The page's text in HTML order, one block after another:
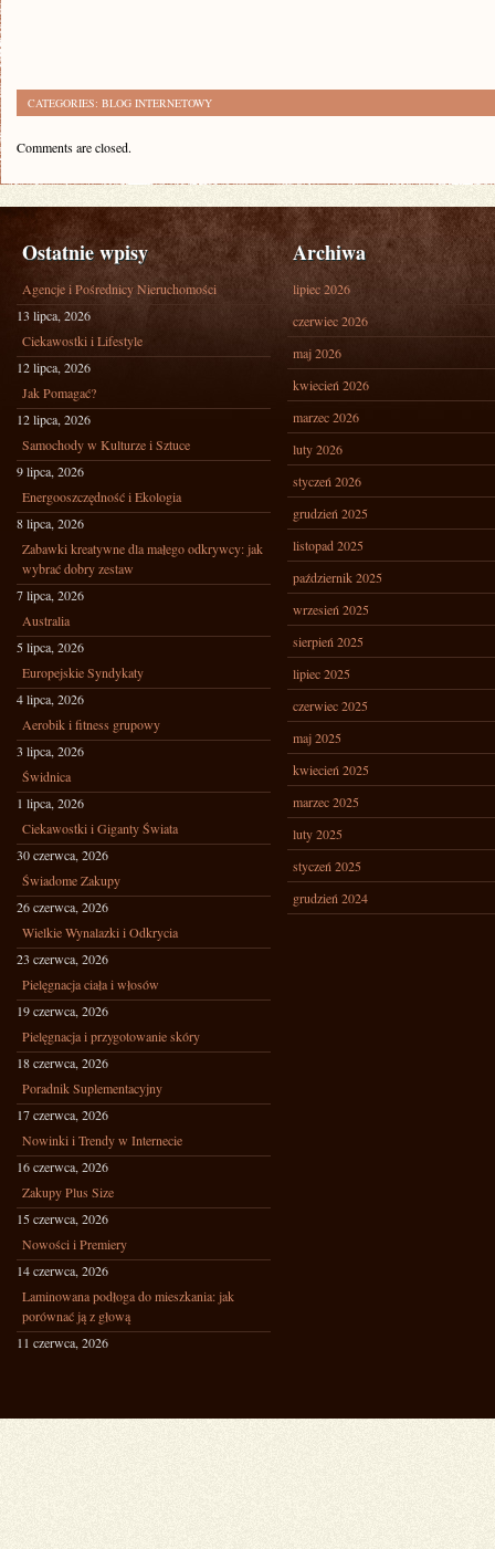
CATEGORIES: BLOG INTERNETOWY
Comments are closed.
Ostatnie wpisy
Agencje i Pośrednicy Nieruchomości
13 lipca, 2026
Ciekawostki i Lifestyle
12 lipca, 2026
Jak Pomagać?
12 lipca, 2026
Samochody w Kulturze i Sztuce
9 lipca, 2026
Energooszczędność i Ekologia
8 lipca, 2026
Zabawki kreatywne dla małego odkrywcy: jak
wybrać dobry zestaw
7 lipca, 2026
Australia
5 lipca, 2026
Europejskie Syndykaty
4 lipca, 2026
Aerobik i fitness grupowy
3 lipca, 2026
Świdnica
1 lipca, 2026
Ciekawostki i Giganty Świata
30 czerwca, 2026
Świadome Zakupy
26 czerwca, 2026
Wielkie Wynalazki i Odkrycia
23 czerwca, 2026
Pielęgnacja ciała i włosów
19 czerwca, 2026
Pielęgnacja i przygotowanie skóry
18 czerwca, 2026
Poradnik Suplementacyjny
17 czerwca, 2026
Nowinki i Trendy w Internecie
16 czerwca, 2026
Zakupy Plus Size
15 czerwca, 2026
Nowości i Premiery
14 czerwca, 2026
Laminowana podłoga do mieszkania: jak
porównać ją z głową
11 czerwca, 2026
Archiwa
lipiec 2026
czerwiec 2026
maj 2026
kwiecień 2026
marzec 2026
luty 2026
styczeń 2026
grudzień 2025
listopad 2025
październik 2025
wrzesień 2025
sierpień 2025
lipiec 2025
czerwiec 2025
maj 2025
kwiecień 2025
marzec 2025
luty 2025
styczeń 2025
grudzień 2024